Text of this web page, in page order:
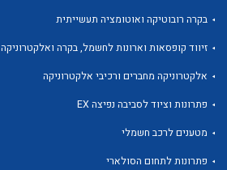
לכל מוצרי היצרן
בקרה רובוטיקה ואוטומציה תעשייתית
זיווד קופסאות וארונות לחשמל, בקרה ואלקטרוניקה
אלקטרוניקה מחברים ורכיבי אלקטרוניקה
פתרונות וציוד לסביבה נפיצה EX
מטענים לרכב חשמלי
פתרונות לתחום הסולארי